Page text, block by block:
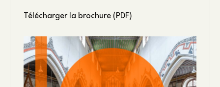
Télécharger la brochure (PDF)